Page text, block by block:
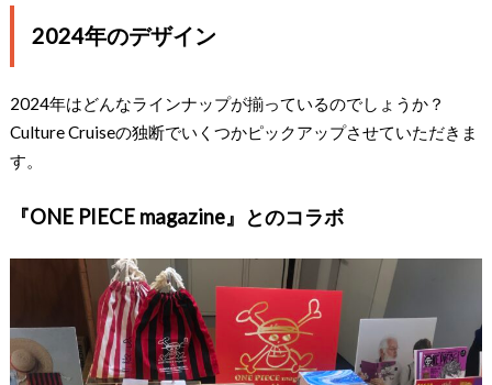
2024年のデザイン
2024年はどんなラインナップが揃っているのでしょうか？
Culture Cruiseの独断でいくつかピックアップさせていただきま
す。
『ONE PIECE magazine』とのコラボ